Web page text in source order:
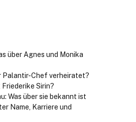
über Agnes und Monika
Palantir-Chef verheiratet?
Friederike Sirin?
Was über sie bekannt ist
Name, Karriere und